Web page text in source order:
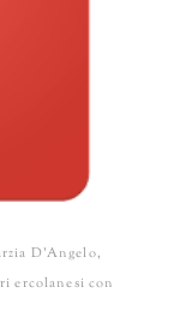
D’Angelo,
ercolanesi con